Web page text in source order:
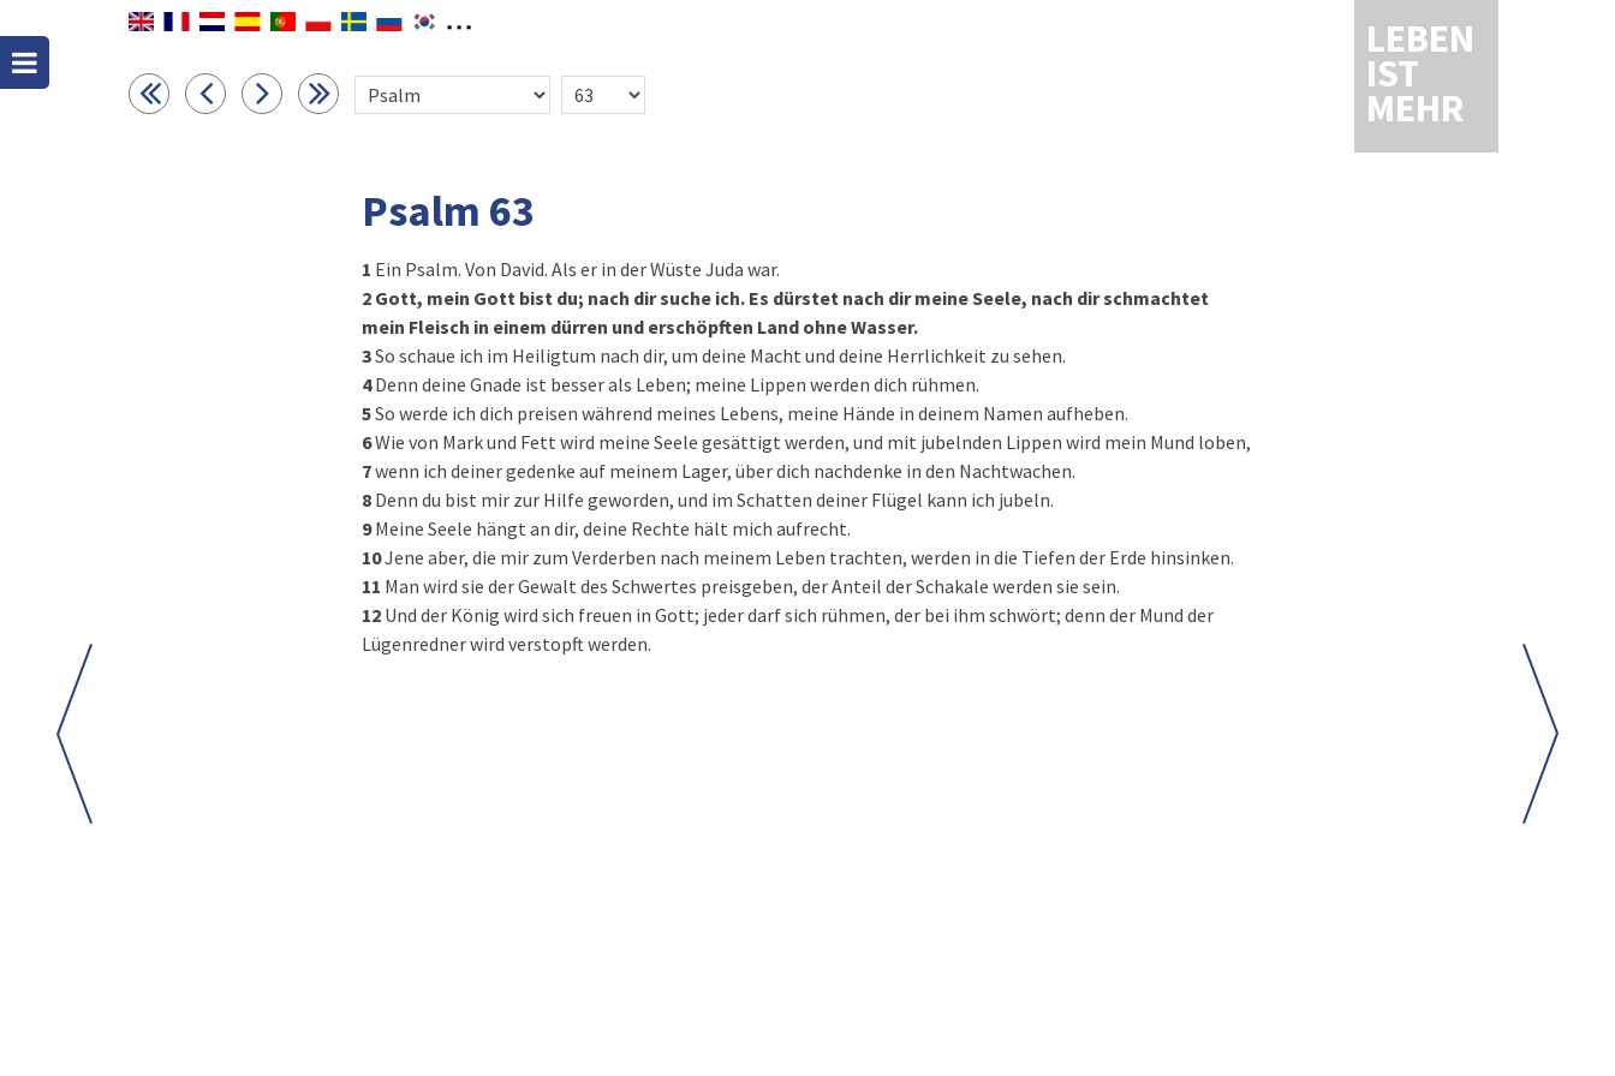
LEBEN
IST
MEHR
Psalm 63
1 Ein Psalm. Von David. Als er in der Wüste Juda war.
2 Gott, mein Gott bist du; nach dir suche ich. Es dürstet nach dir meine Seele, nach dir schmachtet
mein Fleisch in einem dürren und erschöpften Land ohne Wasser.
3So schaue ich im Heiligtum nach dir, um deine Macht und deine Herrlichkeit zu sehen.
4Denn deine Gnade ist besser als Leben; meine Lippen werden dich rühmen.
5So werde ich dich preisen während meines Lebens, meine Hände in deinem Namen aufheben.
6Wie von Mark und Fett wird meine Seele gesättigt werden, und mit jubelnden Lippen wird mein Mund loben,
7wenn ich deiner gedenke auf meinem Lager, über dich nachdenke in den Nachtwachen.
8 Denn du bist mir zur Hilfe geworden, und im Schatten deiner Flügel kann ich jubeln.
9Meine Seele hängt an dir, deine Rechte hält mich aufrecht.
10Jene aber, die mir zum Verderben nach meinem Leben trachten, werden in die Tiefen der Erde hinsinken.
11 Man wird sie der Gewalt des Schwertes preisgeben, der Anteil der Schakale werden sie sein.
12 Und der König wird sich freuen in Gott; jeder darf sich rühmen, der bei ihm schwört; denn der Mund der
Lügenredner wird verstopft werden.